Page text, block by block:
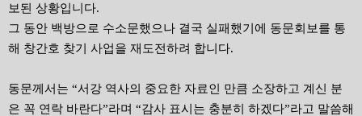
보된 상황입니다.
그 동안 백방으로 수소문했으나 결국 실패했기에 동문회보를 통
해 창간호 찾기 사업을 재도전하려 합니다.
동문께서는 “서강 역사의 중요한 자료인 만큼 소장하고 계신 분
은 꼭 연락 바란다”라며 “감사 표시는 충분히 하겠다”라고 말씀해